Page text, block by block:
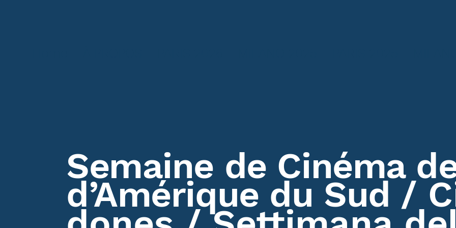
Semaine de Cinéma
d’Amérique du Sud /